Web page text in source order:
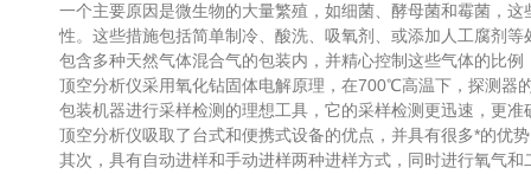
一个主要原因是微生物的大量繁殖，如细菌、酵母菌和霉菌，
性。这些措施包括简单制冷、酸洗、吸氧剂、或添加人工腐剂
包含多种天然气体混合气的包装内，并精心控制这些气体的比
顶空分析仪采用氧化钻固体电解原理，在700℃高温下，探测器
包装机器进行采样检测的理想工具，它的采样检测更迅速，更
顶空分析仪吸取了台式和便携式设备的优点，并具有很多*的
其次，具有自动进样和手动进样两种进样方式，同时进行氧气